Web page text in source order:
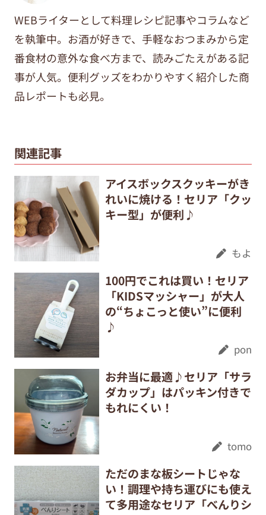
WEBライターとして料理レシピ記事やコラムなど
を執筆中。 お酒が好きで、手軽なおつまみから定
番食材の意外な食べ方まで、 読みごたえがある記
事が人気。便利グッズをわかりやすく紹介した商
品レポートも必見。
関連記事
アイスボックスクッキーがき
れいに焼ける！セリア「クッ
キー型」が便利♪
もよ
100円でこれは買い！セリア
「KIDSマッシャー」が大人
の“ちょこっと使い”に便利
♪
pon
お弁当に最適♪セリア「サラ
ダカップ」はパッキン付きで
もれにくい！
tomo
ただのまな板シートじゃな
い！調理や持ち運びにも使え
て多用途なセリア「べんりシ